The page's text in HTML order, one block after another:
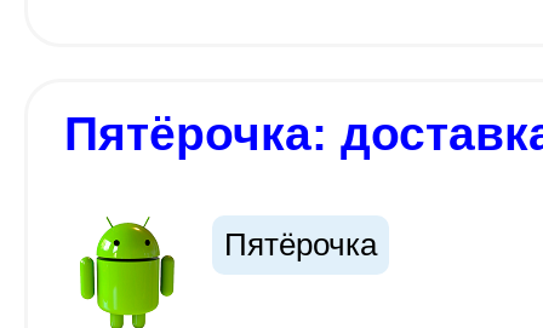
Пятёрочка:
Пятёрочка